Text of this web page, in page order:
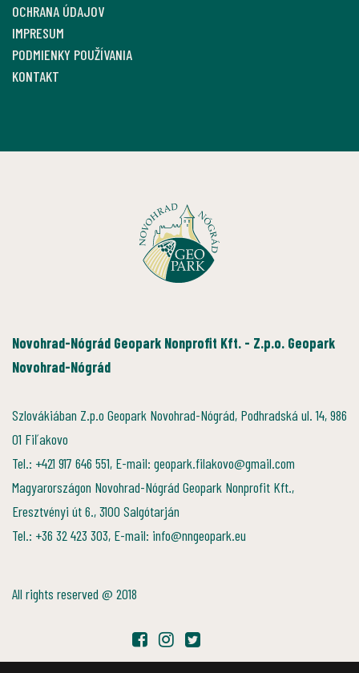
OCHRANA ÚDAJOV
IMPRESUM
PODMIENKY POUŽÍVANIA
KONTAKT
Novohrad-Nógrád Geopark Nonprofit Kft. - Z.p.o. Geopark
Novohrad-Nógrád
Szlovákiában Z.p.o Geopark Novohrad-Nógrád, Podhradská ul. 14, 986
01 Fiľakovo
Tel.: +421 917 646 551, E-mail: geopark.filakovo@gmail.com
Magyarországon Novohrad-Nógrád Geopark Nonprofit Kft.,
Eresztvényi út 6., 3100 Salgótarján
Tel.: +36 32 423 303, E-mail: info@nngeopark.eu
All rights reserved @ 2018